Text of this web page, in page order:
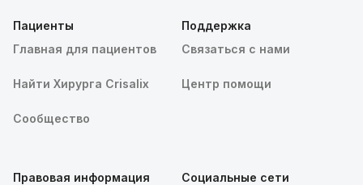
Пациенты
Главная для пациентов
Найти Хирурга Crisalix
Сообщество
Поддержка
Связаться с нами
Центр помощи
Правовая информация
Социальные сети